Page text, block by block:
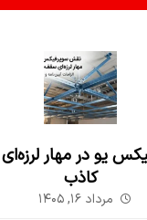
یو در مهار
کاذب
مرداد ۱۶, ۱۴۰۵